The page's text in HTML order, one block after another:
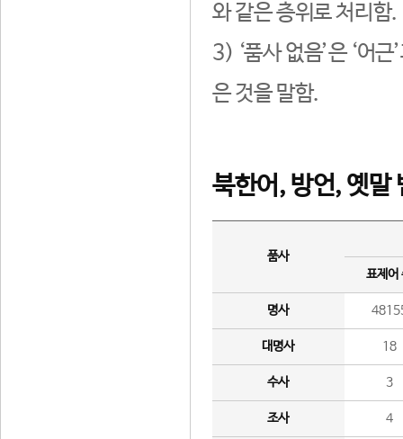
와 같은 층위로 처리함.
3) ‘품사 없음’은 ‘어
은 것을 말함.
북한어, 방언, 옛말
품사
표제어
명사
대명사 18
수사 3
조사 4